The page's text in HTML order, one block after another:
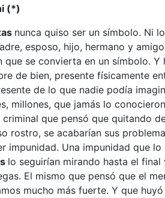
(*)
nunca quiso ser un símbolo. Ni
esposo, hijo, hermano y
que se convierta en un símbolo.
de bien, presente físicamente
de lo que nadie podía
millones, que jamás lo
criminal que pensó que quitando
rostro, se acabarían sus
impunidad. Una impunidad que
lo seguirían mirando hasta el
El mismo que pensó que el
mucho más fuerte. Y que